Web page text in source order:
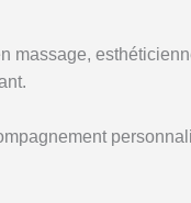
massage,